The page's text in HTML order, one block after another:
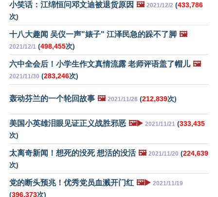
小笑话：江绵恒问邓文迪被退货原因 🖼️ 2021/12/2 (433,786
次)
十八大趣闻 吴仪一声"婊子" 江泽民急的跺不了脚 🖼️
2021/12/1 (498,455次)
六中全会后！小学生作文真情流露 老师评语盖了帽儿 🖼️
2021/11/30 (283,246次)
轰动芬兰的一个轮回故事 🖼️ 2021/11/28 (212,839次)
美国小英雄泪眼见证正义战胜邪恶 🖼️▶️ 2021/11/21 (333,435
次)
太离奇新闻！想死的没死 想活的没活 🖼️ 2021/11/20 (224,639
次)
党的断头预兆！优秀党员血溅开门红 🖼️▶️ 2021/11/19
(396,373次)